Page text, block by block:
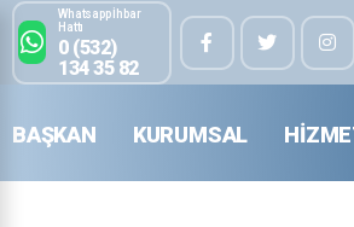
Whatsapp İhbar
Hattı
0 (532)
134 35 82
BAŞKAN KURUMSAL